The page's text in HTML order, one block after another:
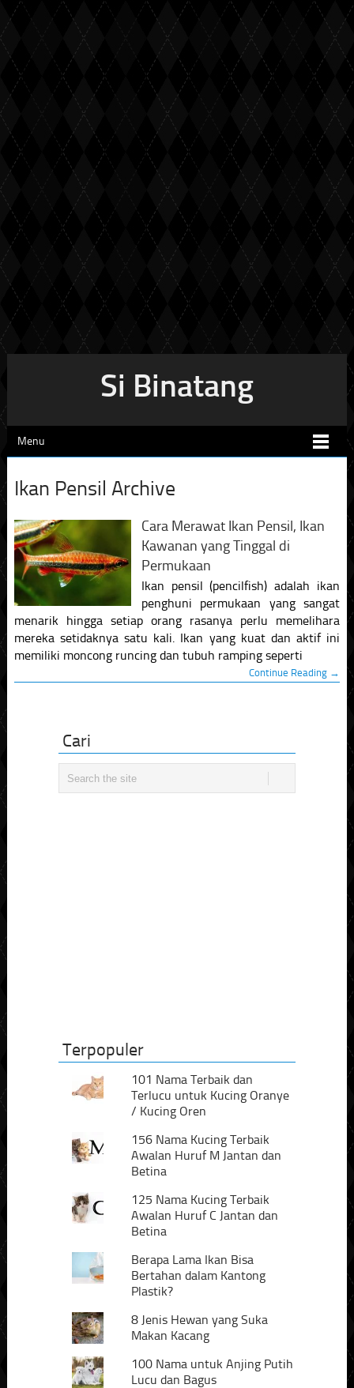
Si Binatang
Menu
Ikan Pensil Archive
Cara Merawat Ikan Pensil, Ikan
Kawanan yang Tinggal di
Permukaan
Ikan pensil (pencilfish) adalah ikan
penghuni permukaan yang sangat
menarik hingga setiap orang rasanya perlu memelihara
mereka setidaknya satu kali. Ikan yang kuat dan aktif ini
memiliki moncong runcing dan tubuh ramping seperti
Continue Reading →
Cari
Terpopuler
101 Nama Terbaik dan
Terlucu untuk Kucing Oranye
/ Kucing Oren
156 Nama Kucing Terbaik
Awalan Huruf M Jantan dan
Betina
125 Nama Kucing Terbaik
Awalan Huruf C Jantan dan
Betina
Berapa Lama Ikan Bisa
Bertahan dalam Kantong
Plastik?
8 Jenis Hewan yang Suka
Makan Kacang
100 Nama untuk Anjing Putih
Lucu dan Bagus